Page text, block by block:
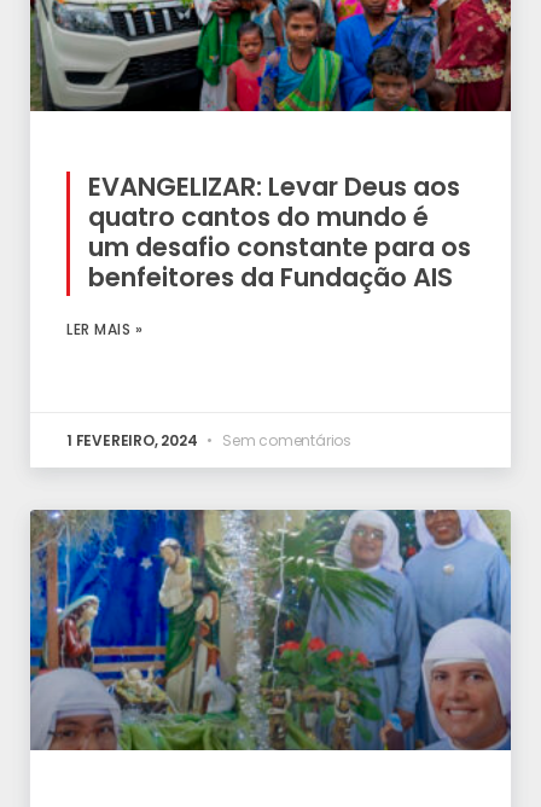
EVANGELIZAR: Levar Deus aos
quatro cantos do mundo é
um desafio constante para os
benfeitores da Fundação AIS
LER MAIS »
1 FEVEREIRO, 2024 Sem comentários